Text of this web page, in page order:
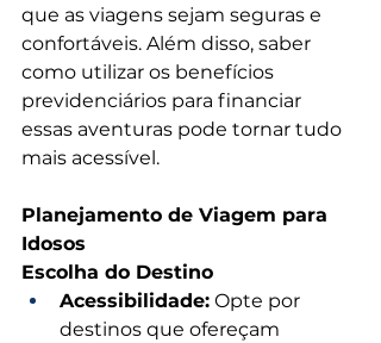
que as viagens sejam seguras e
confortáveis. Além disso, saber
como utilizar os benefícios
previdenciários para financiar
essas aventuras pode tornar tudo
mais acessível.
Planejamento de Viagem para
Idosos
Escolha do Destino
Acessibilidade: Opte por
destinos que ofereçam